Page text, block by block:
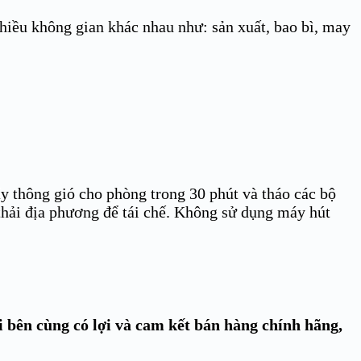
không gian khác nhau như: sản xuất, bao bì, may
thông gió cho phòng trong 30 phút và tháo các bộ
địa phương để tái chế. Không sử dụng máy hút
cùng có lợi và cam kết bán hàng chính hãng,